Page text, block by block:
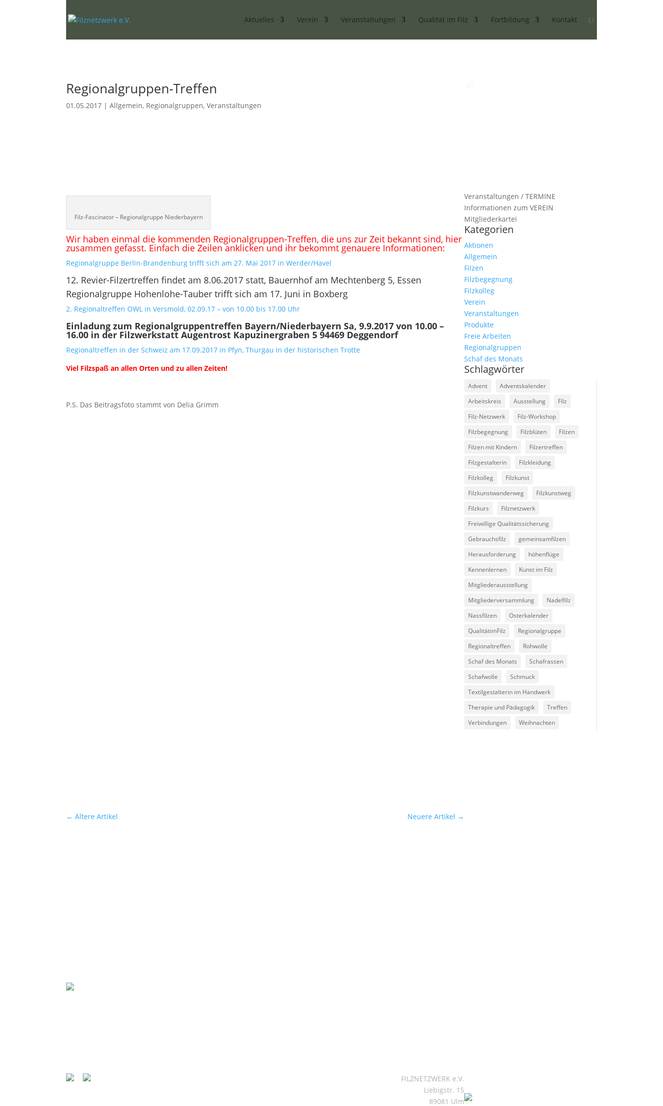
Aktuelles Verein Veranstaltungen Qualität im Filz Fortbildung Kontakt
Regionalgruppen-Treffen
01.05.2017 |Allgemein, Regionalgruppen,Veranstaltungen
Filz-Fascinator – Regionalgruppe Niederbayern
Wir haben einmal die kommenden Regionalgruppen-Treffen, die uns zur Zeit bekannt sind, hier
zusammen gefasst. Einfach die Zeilen anklicken und ihr bekommt genauere Informationen:
Regionalgruppe Berlin-Brandenburg trifft sich am 27. Mai 2017 in Werder/Havel
12. Revier-Filzertreffen findet am 8.06.2017 statt, Bauernhof am Mechtenberg 5, Essen
Regionalgruppe Hohenlohe-Tauber trifft sich am 17. Juni in Boxberg
2. Regionaltreffen OWL in Versmold, 02.09.17 – von 10.00 bis 17.00 Uhr
Einladung zum Regionalgruppentreffen Bayern/Niederbayern Sa, 9.9.2017 von 10.00 –
16.00 in der Filzwerkstatt Augentrost Kapuzinergraben 5 94469 Deggendorf
Regionaltreffen in der Schweiz am 17.09.2017 in Pfyn, Thurgau in der historischen Trotte
Viel Filzspaß an allen Orten und zu allen Zeiten!
P.S. Das Beitragsfoto stammt von Delia Grimm
Veranstaltungen / TERMINE
Informationen zum VEREIN
Mitgliederkartei
Kategorien
Aktionen
Allgemein
Filzen
Filzbegegnung
Filzkolleg
Verein
Veranstaltungen
Produkte
Freie Arbeiten
Regionalgruppen
Schaf des Monats
Schlagwörter
Advent
Adventskalender
Arbeitskreis
Ausstellung
Filz
Filz-Netzwerk
Filz-Workshop
Filzbegegnung
Filzblüten
Filzen
Filzen mit Kindern
Filzertreffen
Filzgestalterin
Filzkleidung
Filzkolleg
Filzkunst
Filzkunstwanderweg
Filzkunstweg
Filzkurs
Filznetzwerk
Freiwillige Qualitätssicherung
Gebrauchsfilz
gemeinsamfilzen
Herausforderung
höhenflüge
Kennenlernen
Kunst im Filz
Mitgliederausstellung
Mitgliederversammlung
Nadelfilz
Nassfilzen
Osterkalender
QualitätimFilz
Regionalgruppe
Regionaltreffen
Rohwolle
Schaf des Monats
Schafrassen
Schafwolle
Schmuck
Textilgestalterin im Handwerk
Therapie und Pädagogik
Treffen
Verbindungen
Weihnachten
←Ältere Artikel Neuere Artikel →
FILZNETZWERK e.V.
Liebigstr. 15
89081 Ulm